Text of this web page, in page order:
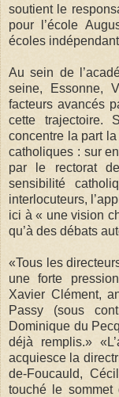
soutient le
pour l’école
écoles
Au sein de
seine, Essonne,
facteurs avancés
cette trajectoire.
concentre la part
catholiques : sur
par le rectorat
sensibilité
interlocuteurs,
ici à « une vision
qu’à des débats
«Tous les
une forte
Xavier Clément,
Passy (sous
Dominique du
déjà remplis.»
acquiesce la
de-Foucauld,
touché le